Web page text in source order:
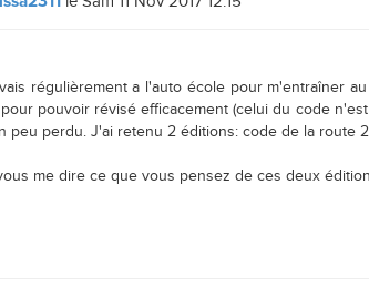
régulièrement a l'auto école pour m'entraîner
pouvoir révisé efficacement (celui du code
peu perdu. J'ai retenu 2 éditions: code de la route
me dire ce que vous pensez de ces deux